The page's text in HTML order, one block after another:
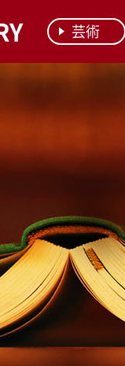
芸術